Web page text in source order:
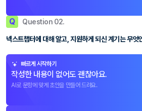
Q Question 02.
넥스트챕터에 대해 알고, 지원하게 되신 계기는 무엇
빠르게 시작하기
작성한 내용이 없어도 괜찮아요.
AI로 문항에 맞게 초안을 만들어 드려요.